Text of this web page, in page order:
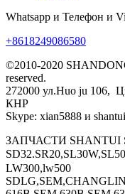
Whatsapp и Телефон и
+8618249086580
©2010-2020
reserved.
272000 ул.Huo ju 106,
КНР
Skype: xian5888 и
ЗАПЧАСТИ SHANTUI
LW300,lw500